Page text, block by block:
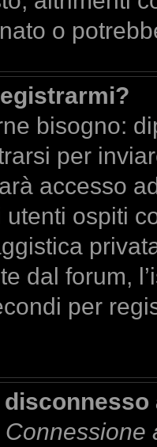
o
bisogno:
per
accesso
ospiti
dal forum,
per
Connessione